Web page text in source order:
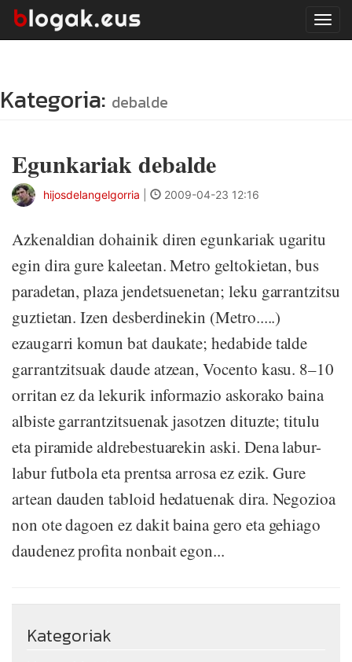
Kategoria: debalde
Egunkariak debalde
hijosdelangelgorria 2009-04-23 12:16
Azkenaldian dohainik diren egunkariak ugaritu
egin dira gure kaleetan. Metro geltokietan, bus
paradetan, plaza jendetsuenetan; leku garrantzitsu
guztietan. Izen desberdinekin (Metro.....)
ezaugarri komun bat daukate; hedabide talde
garrantzitsuak daude atzean, Vocento kasu. 8–10
orritan ez da lekurik informazio askorako baina
albiste garrantzitsuenak jasotzen dituzte; titulu
eta piramide aldrebestuarekin aski. Dena labur-
labur futbola eta prentsa arrosa ez ezik. Gure
artean dauden tabloid hedatuenak dira. Negozioa
non ote dagoen ez dakit baina gero eta gehiago
daudenez profita nonbait egon...
Kategoriak